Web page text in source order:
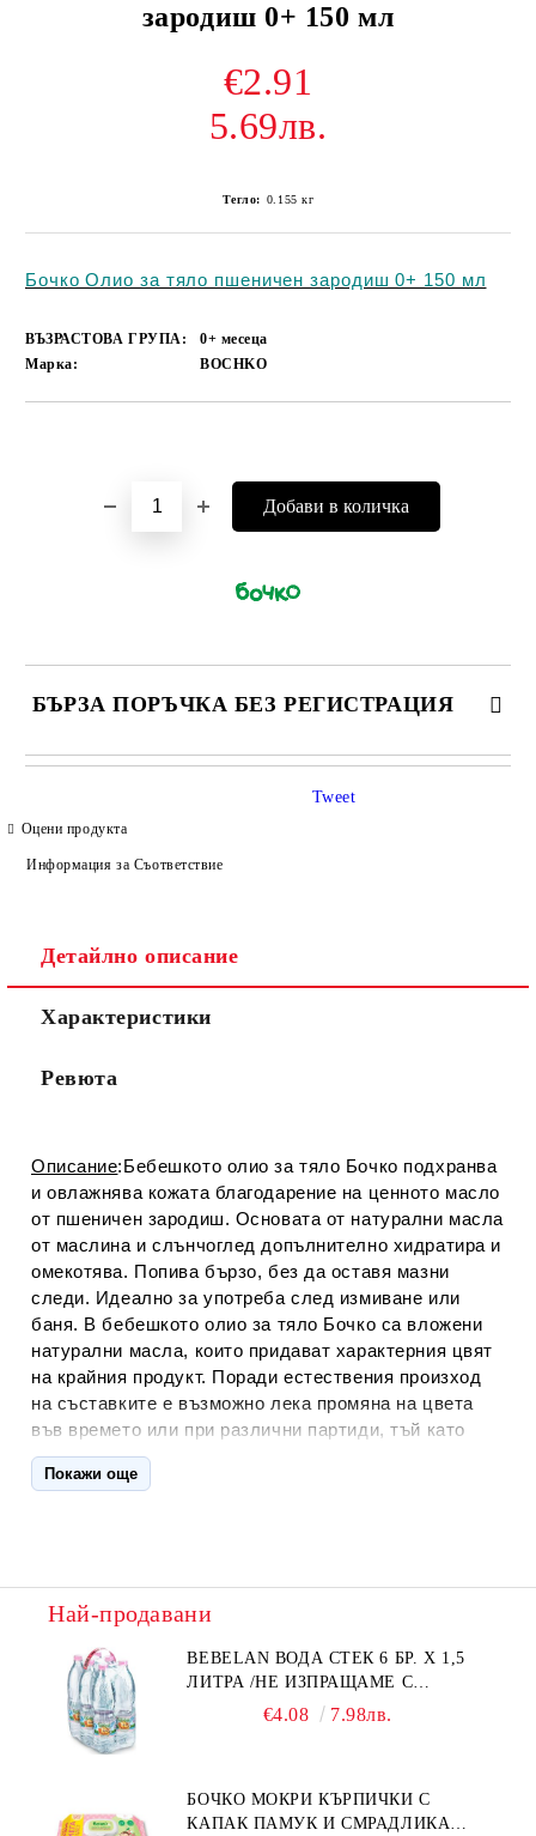
зародиш 0+ 150 мл
€2.91
5.69лв.
Тегло: 0.155 кг
Бочко Олио за тяло пшеничен зародиш 0+ 150 мл
ВЪЗРАСТОВА ГРУПА:
0+ месеца
Марка:
BOCHKO
БЪРЗА ПОРЪЧКА БЕЗ РЕГИСТРАЦИЯ
САМО ПОПЪЛНЕТЕ 4 ПОЛЕТА
Съгласен съм сПолитиката за лични данни
Ние ще се свържем с вас в рамките на работния ден.
Оцени продукта
Информация за Съответствие
Tweet
Детайлно описание
Характеристики
Ревюта
Описание:Бебешкото олио за тяло Бочко подхранва
и овлажнява кожата благодарение на ценното масло
от пшеничен зародиш. Основата от натурални масла
от маслина и слънчоглед допълнително хидратира и
омекотява. Попива бързо, без да оставя мазни
следи. Идеално за употреба след измиване или
баня. В бебешкото олио за тяло Бочко са вложени
натурални масла, които придават характерния цвят
на крайния продукт. Поради естествения произход
на съставките е възможно лека промяна на цвета
във времето или при различни партиди, тъй като
натуралните масла имат свойството да потъмнявaт.
Това не влияе на качеството на продукта.
докато попие. Масажът спомага за стимулиране на
кръвообращението и обмяната на веществата в
клетките, а бебето се наслаждава на допълнително
внимание.
Активни съставки
:Пшеничен зародиш масло/
екстракт. Богатото на подхранващи вещества масло
заздравяването на клетките, предпазвайки кожата
Покажи още
Най-продавани
BEBELAN ВОДА СТЕК 6 БР. Х 1,5
ЛИТРА /НЕ ИЗПРАЩАМЕ С
€4.08 7.98лв.
БОЧКО МОКРИ КЪРПИЧКИ С
КАПАК ПАМУК И СМРАДЛИКА